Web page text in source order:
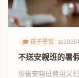
🎓 孩子學習 📅2026
不送安親班的暑
想省安親班費用又